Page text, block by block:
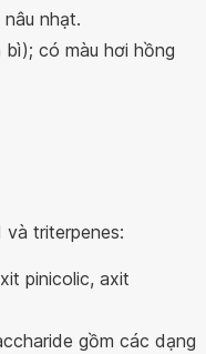
nhạt.
có màu hơi hồng
triterpenes:
pinicolic, axit
gồm các dạng